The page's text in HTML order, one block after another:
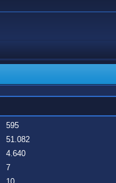
595
51.082
4.640
7